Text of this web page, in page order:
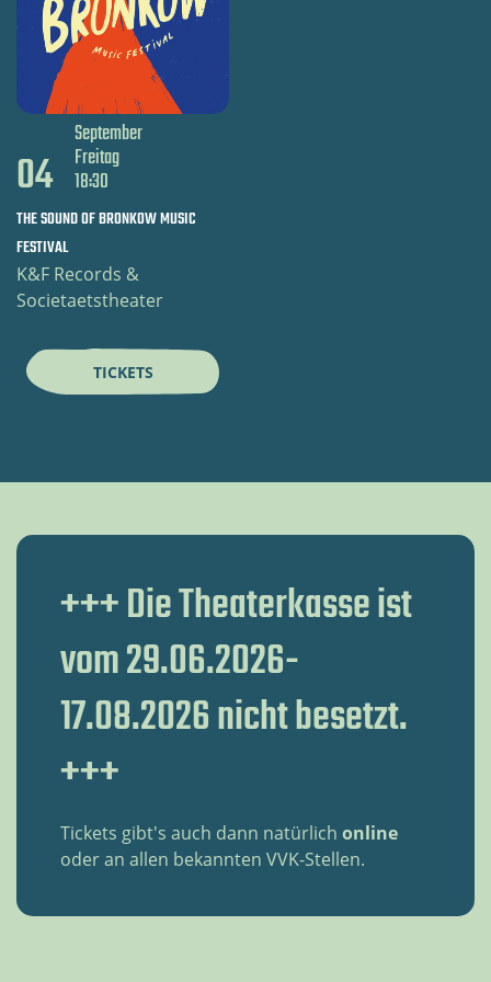
04
September
Freitag
18:30
THE SOUND OF BRONKOW MUSIC
FESTIVAL
K&F Records &
Societaetstheater
TICKETS
+++ Die Theaterkasse ist
vom 29.06.2026-
17.08.2026 nicht besetzt.
+++
Tickets gibt's auch dann natürlich online
oder an allen bekannten VVK-Stellen.